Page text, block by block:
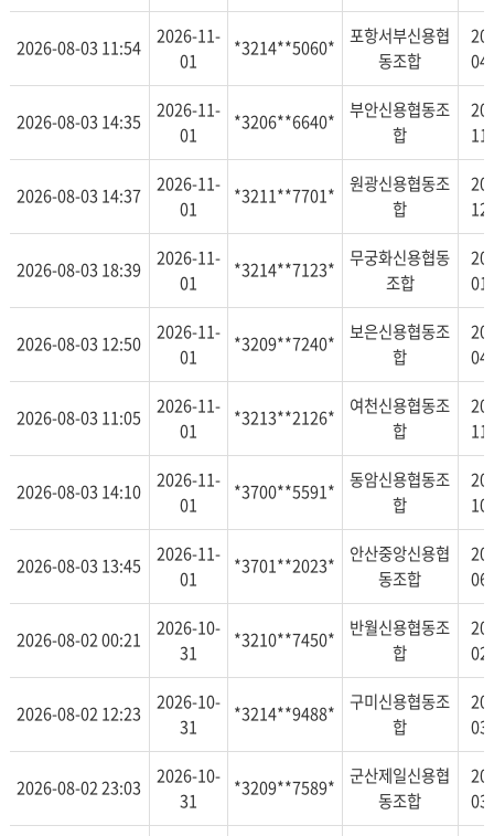
2026-08-03 11:54
2026-11-
01
*3214**5060*
포항서부신용협
동조합
2026-08-03 14:35
2026-11-
01
*3206**6640*
부안신용협동조
합
2026-08-03 14:37
2026-11-
01
*3211**7701*
원광신용협동조
합
2026-08-03 18:39
2026-11-
01
*3214**7123*
무궁화신용협동
조합
2026-08-03 12:50
2026-11-
01
*3209**7240*
보은신용협동조
합
2026-08-03 11:05
2026-11-
01
*3213**2126*
여천신용협동조
합
2026-08-03 14:10
2026-11-
01
*3700**5591*
동암신용협동조
합
2026-08-03 13:45
2026-11-
01
*3701**2023*
안산중앙신용협
동조합
2026-08-02 00:21
2026-10-
31
*3210**7450*
반월신용협동조
합
2026-08-02 12:23
2026-10-
31
*3214**9488*
구미신용협동조
합
2026-08-02 23:03
2026-10-
31
*3209**7589*
군산제일신용협
동조합